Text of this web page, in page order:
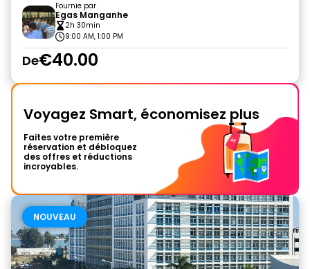
Fournie par
Egas Manganhe
2h 30min
9:00 AM, 1:00 PM
De€40.00
Voyagez Smart, économisez plus
Faites votre première
réservation et débloquez
des offres et réductions
incroyables.
NOUVEAU